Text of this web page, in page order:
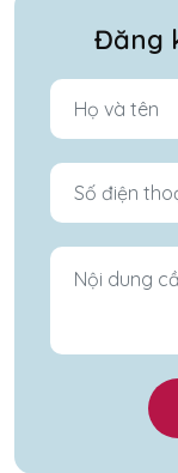
Đăng